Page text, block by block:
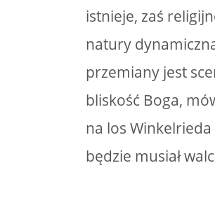
istnieje, zaś
natury
przemiany jest
bliskość Boga,
na los
będzie musiał